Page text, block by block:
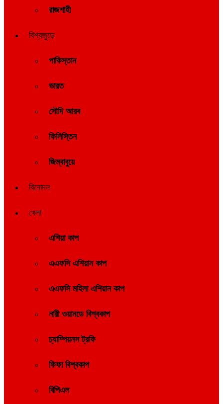
রাজশাহী
বিশ্বজুড়ে
পাকিস্তান
ভারত
সৌদি আরব
ফিলিস্তিন
জিম্বাবুয়ে
বিনোদন
খেলা
এশিয়া কাপ
এএফসি এশিয়ান কাপ
এএফসি মহিলা এশিয়ান কাপ
নারী ওয়ানডে বিশ্বকাপ
চ্যাম্পিয়নস ট্রফি
ফিফা বিশ্বকাপ
বিপিএল